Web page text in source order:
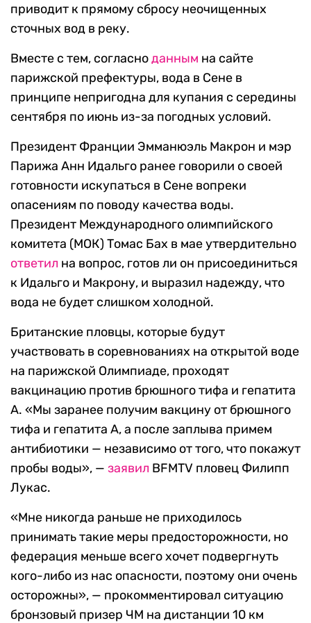
приводит к прямому сбросу неочищенных
сточных вод в реку.
Вместе с тем, согласноданным на сайте
парижской префектуры, вода в Сене в
принципе непригодна для купания с середины
сентября по июнь из-за погодных условий.
Президент Франции Эмманюэль Макрон и мэр
Парижа Анн Идальго ранее говорили о своей
готовности искупаться в Сене вопреки
опасениям по поводу качества воды.
Президент Международного олимпийского
комитета (МОК) Томас Бах в мае утвердительно
ответил на вопрос, готов ли он присоединиться
к Идальго и Макрону, и выразил надежду, что
вода не будет слишком холодной.
Британские пловцы, которые будут
участвовать в соревнованиях на открытой воде
на парижской Олимпиаде, проходят
вакцинацию против брюшного тифа и гепатита
А. «Мы заранее получим вакцину от брюшного
тифа и гепатита А, а после заплыва примем
антибиотики — независимо от того, что покажут
пробы воды», — заявил BFMTV пловец Филипп
Лукас.
«Мне никогда раньше не приходилось
принимать такие меры предосторожности, но
федерация меньше всего хочет подвергнуть
кого-либо из нас опасности, поэтому они очень
осторожны», — прокомментировал ситуацию
бронзовый призер ЧМ на дистанции 10 км